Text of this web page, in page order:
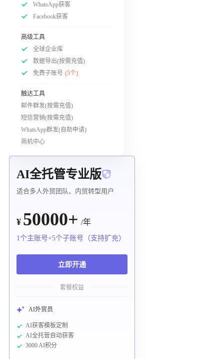
WhatsApp获客
Facebook获客
高级工具
全球企业库
数据导出(按需充值)
免费子账号 (5个)
触达工具
邮件群发(按需充值)
短信营销(按需充值)
WhatsApp群发(自助申请)
商机中心
AI全托管专业版
适合多人外贸团队、内贸转型用户
¥ 50000+ /年
1个主账号+5个子账号（支持扩充）
立即开通
套餐权益
AI外贸员
AI获客模板定制
AI全托管自动获客
3000 AI积分